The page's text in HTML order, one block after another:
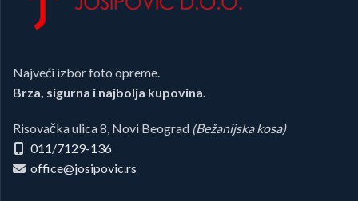
Najveći izbor foto opreme.
Brza, sigurna i najbolja kupovina.
Risovačka ulica 8, Novi Beograd (Bežanijska kosa)
011/7129-136
office@josipovic.rs